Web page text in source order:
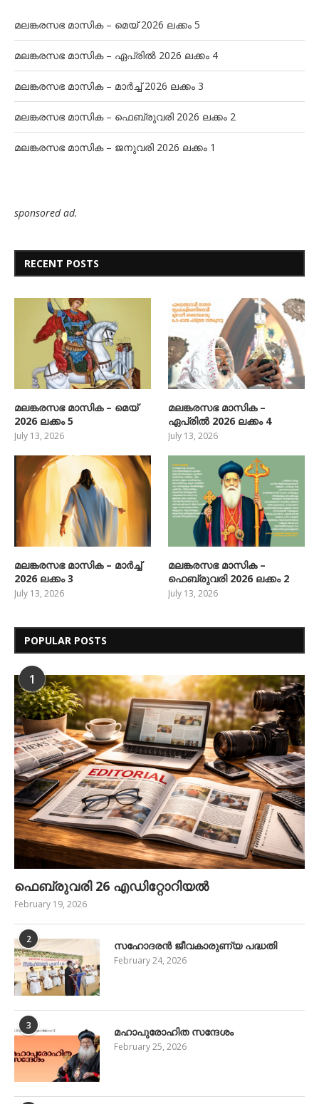
മലങ്കരസഭ മാസിക – മെയ് 2026 ലക്കം 5
മലങ്കരസഭ മാസിക – ഏപ്രിൽ 2026 ലക്കം 4
മലങ്കരസഭ മാസിക – മാർച്ച് 2026 ലക്കം 3
മലങ്കരസഭ മാസിക – ഫെബ്രുവരി 2026 ലക്കം 2
മലങ്കരസഭ മാസിക – ജനുവരി 2026 ലക്കം 1
sponsored ad.
RECENT POSTS
മലങ്കരസഭ മാസിക – മെയ്
2026 ലക്കം 5
July 13, 2026
മലങ്കരസഭ മാസിക –
ഏപ്രിൽ 2026 ലക്കം 4
July 13, 2026
മലങ്കരസഭ മാസിക – മാർച്ച്
2026 ലക്കം 3
July 13, 2026
മലങ്കരസഭ മാസിക –
ഫെബ്രുവരി 2026 ലക്കം 2
July 13, 2026
POPULAR POSTS
1
ഫെബ്രുവരി 26 എഡിറ്റോറിയൽ
February 19, 2026
2 സഹോദരൻ ജീവകാരുണ്യ പദ്ധതി
February 24, 2026
3 മഹാപുരോഹിത സന്ദേശം
February 25, 2026